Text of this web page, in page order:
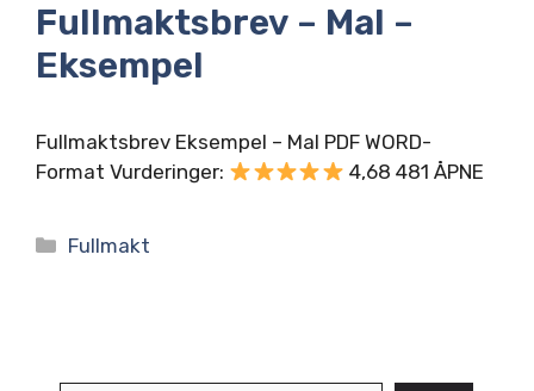
Fullmaktsbrev – Mal –
Eksempel
Fullmaktsbrev Eksempel – Mal PDF WORD-
Format Vurderinger:
4,68 481 ÅPNE
Kategorier
Fullmakt